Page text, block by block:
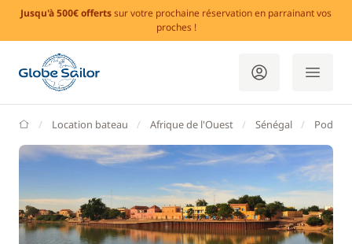
Jusqu'à 500€ offertssur votre prochaine réservation en parrainant vos
proches !
GlobeSailor
Location bateau Afrique de l'Ouest Sénégal Podor